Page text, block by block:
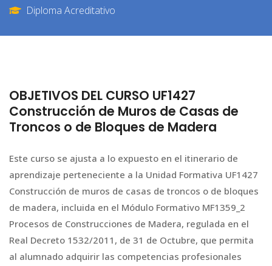
Diploma Acreditativo
OBJETIVOS DEL CURSO UF1427
Construcción de Muros de Casas de
Troncos o de Bloques de Madera
Este curso se ajusta a lo expuesto en el itinerario de
aprendizaje perteneciente a la Unidad Formativa UF1427
Construcción de muros de casas de troncos o de bloques
de madera, incluida en el Módulo Formativo MF1359_2
Procesos de Construcciones de Madera, regulada en el
Real Decreto 1532/2011, de 31 de Octubre, que permita
al alumnado adquirir las competencias profesionales